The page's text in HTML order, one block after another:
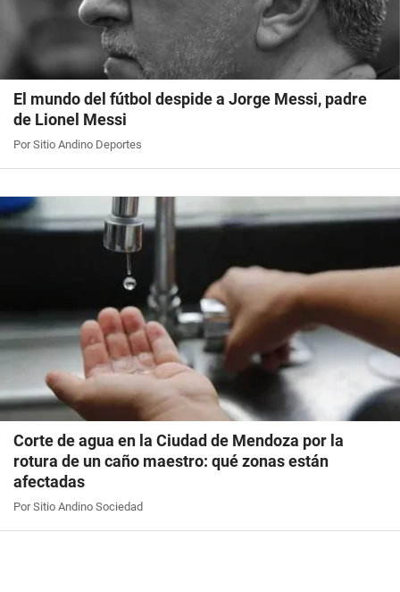
El mundo del fútbol despide a Jorge Messi, padre
de Lionel Messi
Por Sitio Andino Deportes
Corte de agua en la Ciudad de Mendoza por la
rotura de un caño maestro: qué zonas están
afectadas
Por Sitio Andino Sociedad